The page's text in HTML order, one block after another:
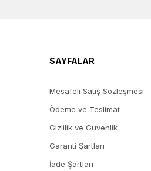
SAYFALAR
Mesafeli Satış Sözleşmesi
Ödeme ve Teslimat
Gizlilik ve Güvenlik
Garanti Şartları
İade Şartları